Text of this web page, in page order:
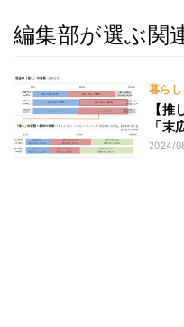
編集部が選ぶ関
暮らし
【
「末
2024/